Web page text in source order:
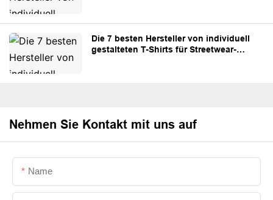
Die 7 besten Hersteller von individuell
gestalteten T-Shirts für Streetwear-
Nehmen Sie Kontakt mit uns auf
Name